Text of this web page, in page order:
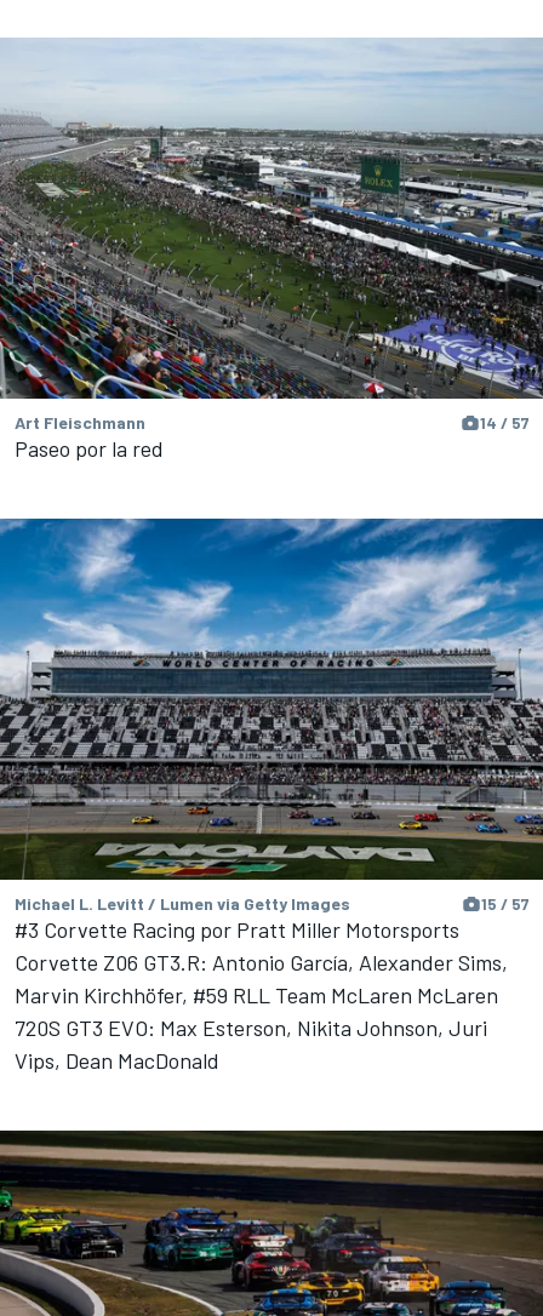
Art Fleischmann 14 / 57
Paseo por la red
Michael L. Levitt / Lumen via Getty Images 15 / 57
#3 Corvette Racing por Pratt Miller Motorsports
Corvette Z06 GT3.R: Antonio García, Alexander Sims,
Marvin Kirchhöfer, #59 RLL Team McLaren McLaren
720S GT3 EVO: Max Esterson, Nikita Johnson, Juri
Vips, Dean MacDonald